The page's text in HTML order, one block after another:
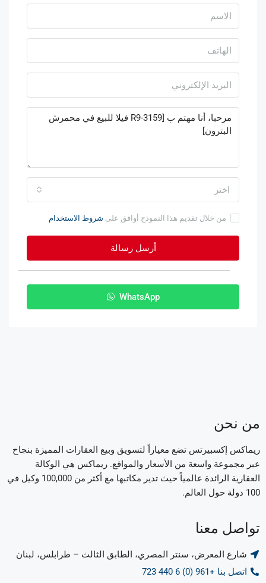
اختر
من خلال تقديم هذا النموذج أوافق على شروط الاستخدام
أرسل رسالة
WhatsApp
من نحن
ريماكس إكسبيرتس تضع معياراً لتسويق وبيع العقارات المميزة بنجاح
عبر مجموعة واسعة من الأسعار والمواقع. ريماكس هي الوكالة
العقارية الرائدة عالمياً حيث تدير مكاتبها مع أكثر من 100,000 وكيل في
100 دولة حول العالم.
تواصل معنا
شارع المعرض، سنتر المصري، الطابق الثالث – طرابلس، لبنان
اتصل بنا +961 (0) 6 440 723